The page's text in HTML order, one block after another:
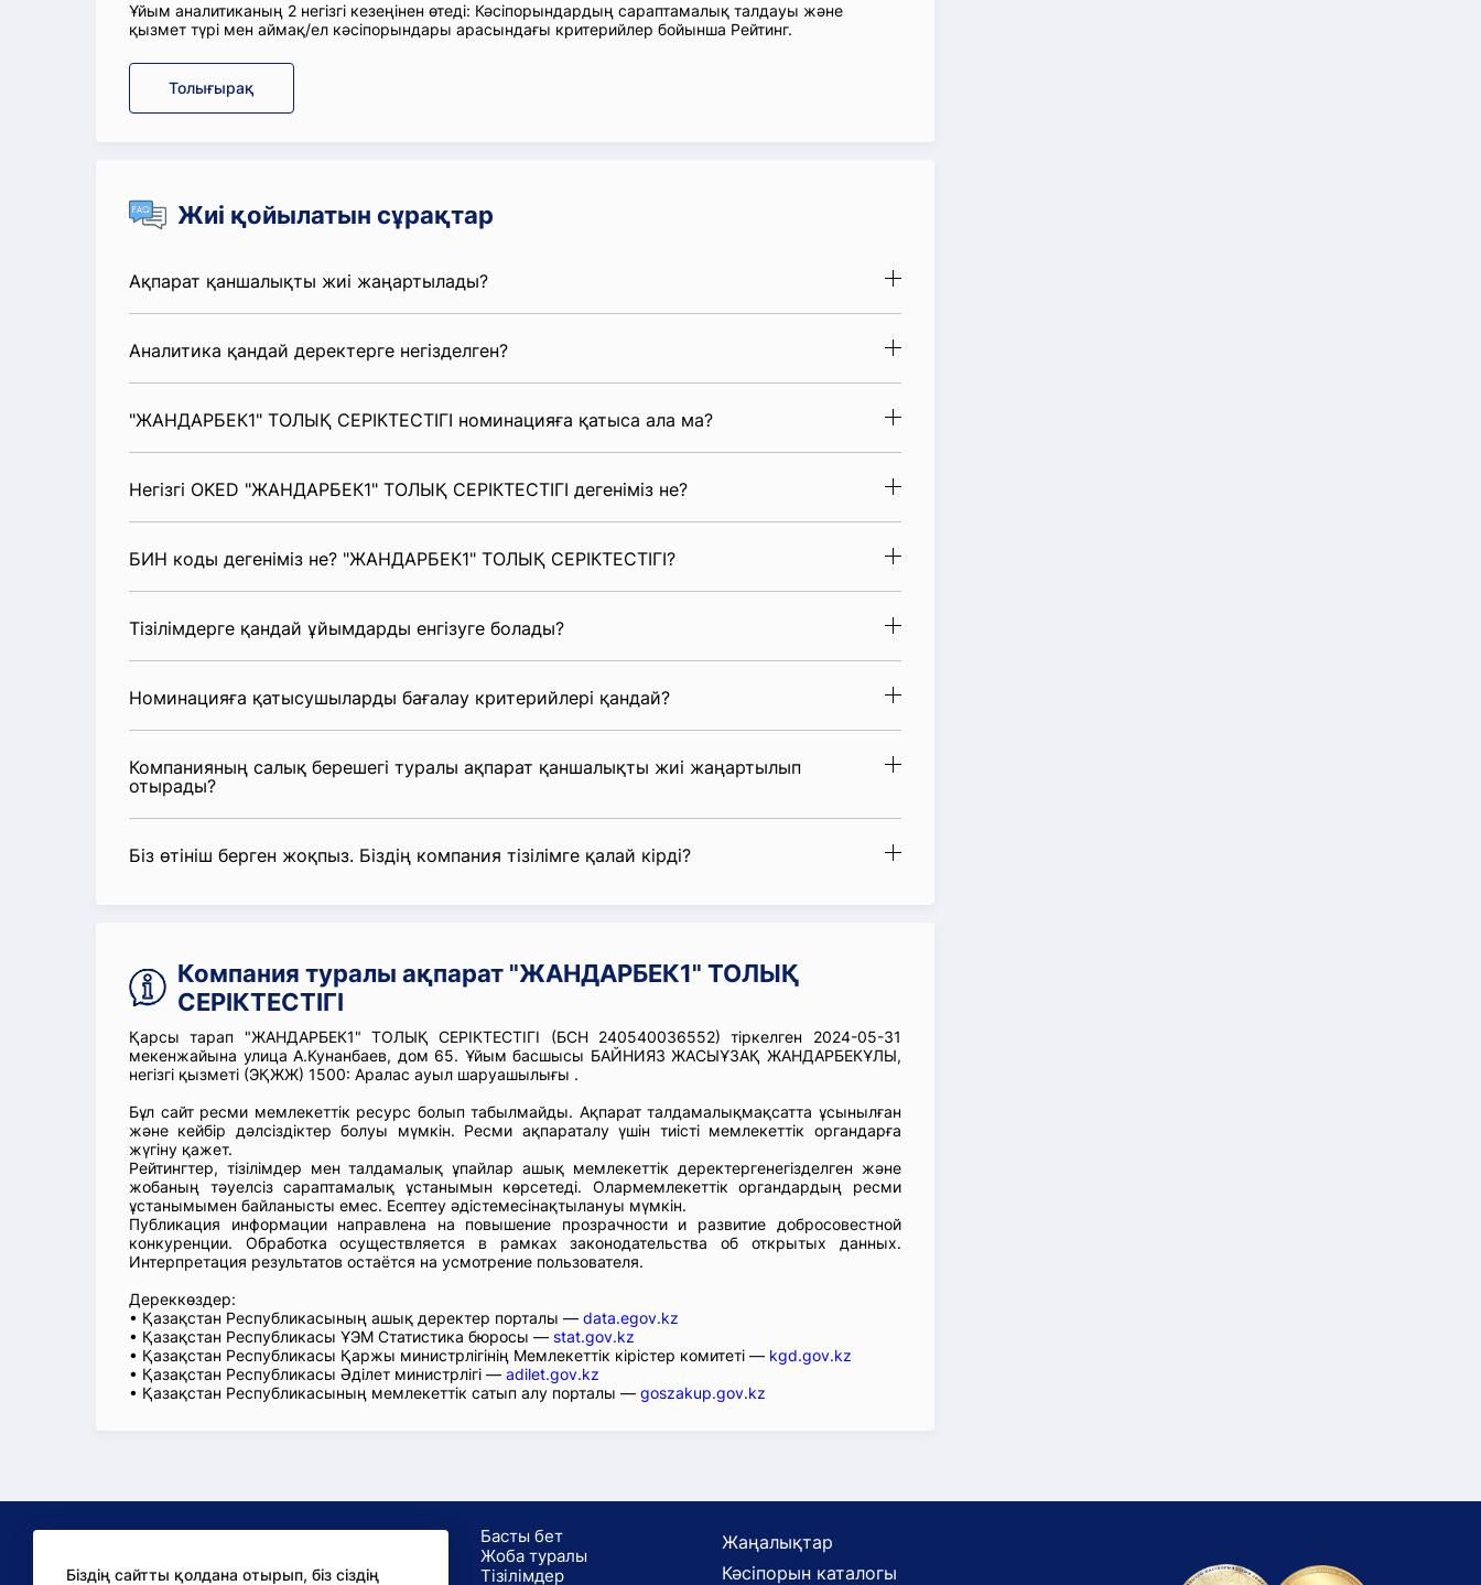
Ұйым аналитиканың 2 негізгі кезеңінен өтеді: Кәсіпорындардың сараптамалық талдауы және
қызмет түрі мен аймақ/ел кәсіпорындары арасындағы критерийлер бойынша Рейтинг.
Толығырақ
Жиі қойылатын сұрақтар
Ақпарат қаншалықты жиі жаңартылады?
Аналитика қандай деректерге негізделген?
"ЖАНДАРБЕК1" ТОЛЫҚ СЕРІКТЕСТІГІ номинацияға қатыса ала ма?
Негізгі OKED "ЖАНДАРБЕК1" ТОЛЫҚ СЕРІКТЕСТІГІ дегеніміз не?
БИН коды дегеніміз не? "ЖАНДАРБЕК1" ТОЛЫҚ СЕРІКТЕСТІГІ?
Тізілімдерге қандай ұйымдарды енгізуге болады?
Номинацияға қатысушыларды бағалау критерийлері қандай?
Компанияның салық берешегі туралы ақпарат қаншалықты жиі жаңартылып
отырады?
Біз өтініш берген жоқпыз. Біздің компания тізілімге қалай кірді?
Компания туралы ақпарат "ЖАНДАРБЕК1" ТОЛЫҚ
СЕРІКТЕСТІГІ
Қарсы тарап "ЖАНДАРБЕК1" ТОЛЫҚ СЕРІКТЕСТІГІ (БСН 240540036552) тіркелген 2024-05-31
мекенжайына улица А.Кунанбаев, дом 65. Ұйым басшысы БАЙНИЯЗ ЖАСЫҰЗАҚ ЖАНДАРБЕКҰЛЫ,
негізгі қызметі (ЭҚЖЖ) 1500: Аралас ауыл шаруашылығы .
Бұл сайт ресми мемлекеттік ресурс болып табылмайды. Ақпарат талдамалықмақсатта ұсынылған
және кейбір дәлсіздіктер болуы мүмкін. Ресми ақпараталу үшін тиісті мемлекеттік органдарға
жүгіну қажет.
Рейтингтер, тізілімдер мен талдамалық ұпайлар ашық мемлекеттік деректергенегізделген және
жобаның тәуелсіз сараптамалық ұстанымын көрсетеді. Олармемлекеттік органдардың ресми
ұстанымымен байланысты емес. Есептеу әдістемесінақтылануы мүмкін.
Публикация информации направлена на повышение прозрачности и развитие добросовестной
конкуренции. Обработка осуществляется в рамках законодательства об открытых данных.
Интерпретация результатов остаётся на усмотрение пользователя.
Дереккөздер:
• Қазақстан Республикасының ашық деректер порталы — data.egov.kz
• Қазақстан Республикасы ҰЭМ Статистика бюросы — stat.gov.kz
• Қазақстан Республикасы Қаржы министрлігінің Мемлекеттік кірістер комитеті — kgd.gov.kz
• Қазақстан Республикасы Әділет министрлігі — adilet.gov.kz
• Қазақстан Республикасының мемлекеттік сатып алу порталы — goszakup.gov.kz
Біздің сайтты қолдана отырып, біз сіздің
Басты бет
Жоба туралы
Тізілімдер
Жаңалықтар
Кәсіпорын каталогы